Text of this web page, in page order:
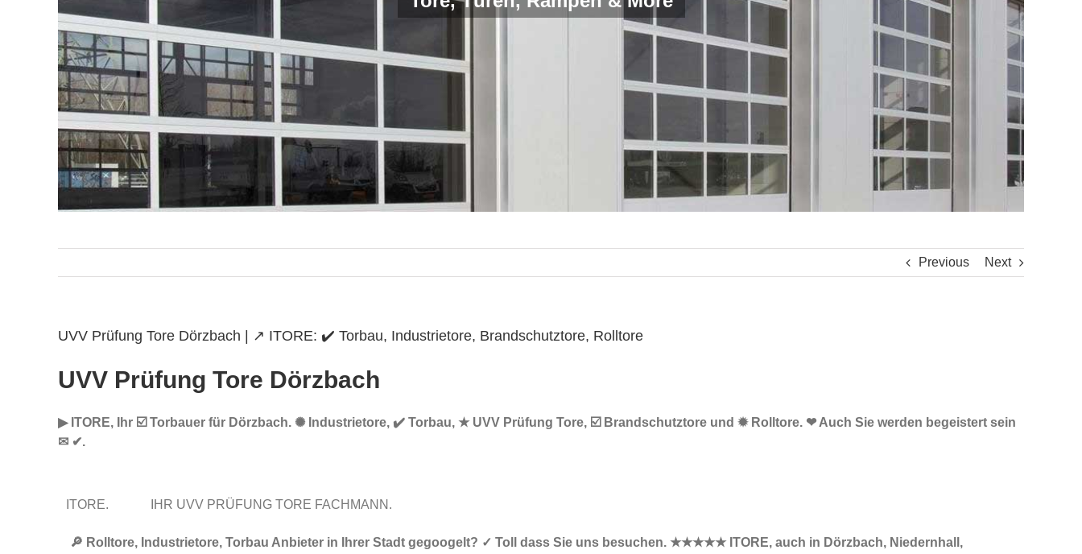
Previous Next
UVV Prüfung Tore Dörzbach | ↗️ ITORE: ✔️ Torbau, Industrietore, Brandschutztore, Rolltore
UVV Prüfung Tore Dörzbach
▶︎ ITORE, Ihr ☑️ Torbauer für Dörzbach. ✺ Industrietore, ✔️ Torbau, ★ UVV Prüfung Tore, ☑️ Brandschutztore und ✹ Rolltore. ❤ Auch Sie werden begeistert sein
✉ ✔.
ITORE. IHR UVV PRÜFUNG TORE FACHMANN.
🔎 Rolltore, Industrietore, Torbau Anbieter in Ihrer Stadt gegoogelt? ✓ Toll dass Sie uns besuchen. ★★★★★ ITORE, auch in Dörzbach, Niedernhall,